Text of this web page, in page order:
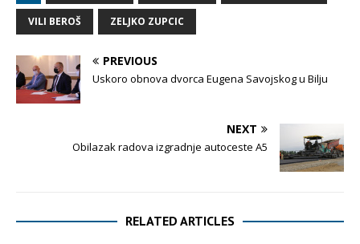
VILI BEROŠ ZELJKO ZUPCIC
PREVIOUS
Uskoro obnova dvorca Eugena Savojskog u Bilju
NEXT
Obilazak radova izgradnje autoceste A5
RELATED ARTICLES